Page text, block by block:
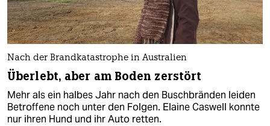
Nach der Brandkatastrophe in Australien
Überlebt, aber am Boden zerstört
Mehr als ein halbes Jahr nach den Buschbränden leiden
Betroffene noch unter den Folgen. Elaine Caswell konnte
nur ihren Hund und ihr Auto retten.